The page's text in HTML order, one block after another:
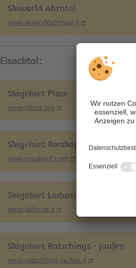
Skiworld Ahrntal
www.skiworldahrntal.it
Eisacktal:
Skigebiet Plose
www.plose.org
Skigebiet Rosskopf
www.rosskopf.com
Skigebiet Ladurns - Gossensass
www.ladurns.it
Skigebiet Ratschings - Jaufen
www.ratschings-jaufen.it